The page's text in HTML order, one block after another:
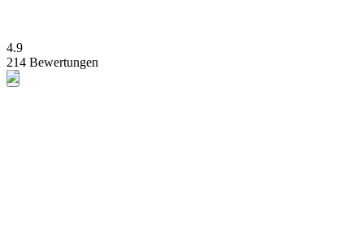
4.9
214 Bewertungen